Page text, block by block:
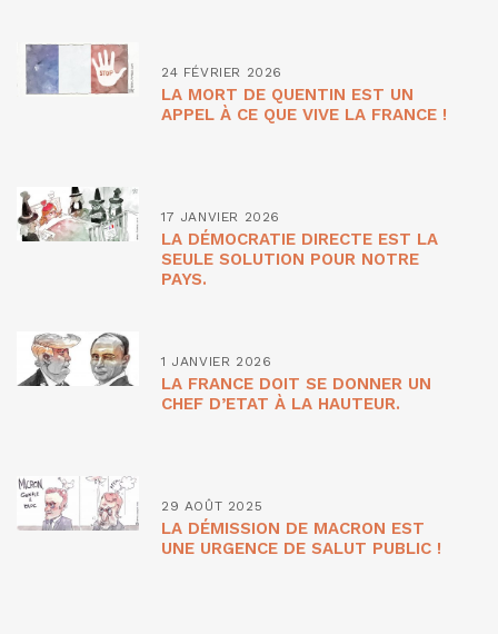
24 FÉVRIER 2026
LA MORT DE QUENTIN EST UN
APPEL À CE QUE VIVE LA FRANCE !
17 JANVIER 2026
LA DÉMOCRATIE DIRECTE EST LA
SEULE SOLUTION POUR NOTRE
PAYS.
1 JANVIER 2026
LA FRANCE DOIT SE DONNER UN
CHEF D’ETAT À LA HAUTEUR.
29 AOÛT 2025
LA DÉMISSION DE MACRON EST
UNE URGENCE DE SALUT PUBLIC !